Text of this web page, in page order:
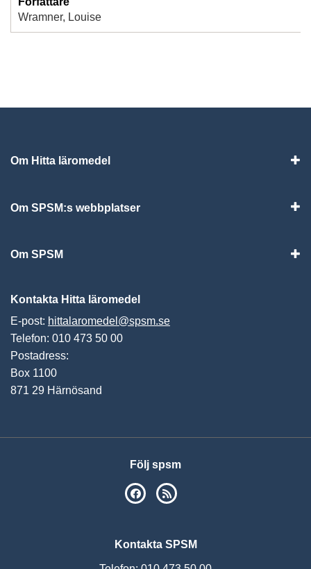
Wramner, Louise
Om Hitta läromedel
Om SPSM:s webbplatser
Om SPSM
Kontakta Hitta läromedel
E-post: hittalaromedel@spsm.se
Telefon: 010 473 50 00
Postadress:
Box 1100
871 29 Härnösand
Följ spsm
SPSM på Facebook
Kontakta SPSM